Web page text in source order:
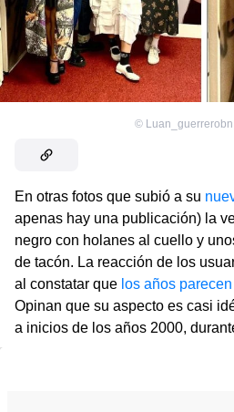
© Luan_guerrerobn
En otras fotos que subió a su
apenas hay una publicación) la
negro con holanes al cuello y
de tacón. La reacción de los
al constatar que los años
Opinan que su aspecto es casi
a inicios de los años 2000,